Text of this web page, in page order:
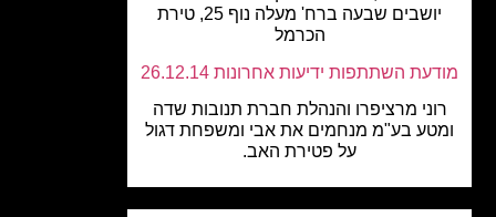
יושבים שבעה ברח' מעלה נוף 25, טירת
השתתפות ידיעות אחרונות 26.12.14
מרציפרו והנהלת חברת תנובות שדה
בע"מ מנחמים את אבי ומשפחת דגול
על פטירת האב.